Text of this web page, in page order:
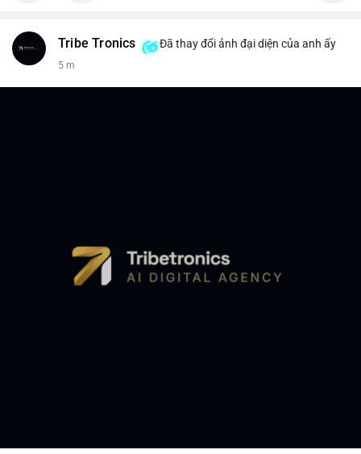
Tribe Tronics Đã thay đổi ảnh đại diện của anh ấy
5 m